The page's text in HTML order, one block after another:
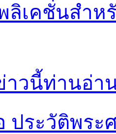
ลิเคชั่นสำ
าวนี้ท่านอ่า
ประวัติพร